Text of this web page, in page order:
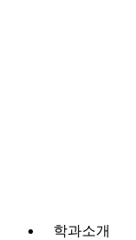
학과소개